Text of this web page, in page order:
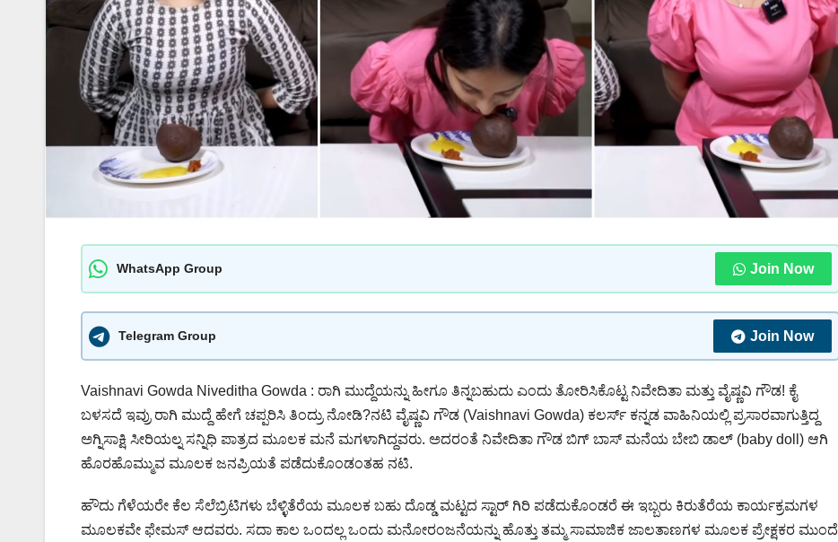
WhatsApp Group Join Now
Telegram Group Join Now
Vaishnavi Gowda Niveditha Gowda : ರಾಗಿ ಮುದ್ದೆಯನ್ನು ಹೀಗೂ ತಿನ್ನಬಹುದು ಎಂದು ತೋರಿಸಿಕೊಟ್ಟ ನಿವೇದಿತಾ ಮತ್ತು ವೈಷ್ಣವಿ ಗೌಡ! ಕೈ
ಬಳಸದೆ ಇವ್ರು ರಾಗಿ ಮುದ್ದೆ ಹೇಗೆ ಚಪ್ಪರಿಸಿ ತಿಂದ್ರು ನೋಡಿ?ನಟಿ ವೈಷ್ಣವಿ ಗೌಡ (Vaishnavi Gowda) ಕಲರ್ಸ್ ಕನ್ನಡ ವಾಹಿನಿಯಲ್ಲಿ ಪ್ರಸಾರವಾಗುತ್ತಿದ್ದ
ಅಗ್ನಿಸಾಕ್ಷಿ ಸೀರಿಯಲ್ನ ಸನ್ನಿಧಿ ಪಾತ್ರದ ಮೂಲಕ ಮನೆ ಮಗಳಾಗಿದ್ದವರು. ಅದರಂತೆ ನಿವೇದಿತಾ ಗೌಡ ಬಿಗ್ ಬಾಸ್ ಮನೆಯ ಬೇಬಿ ಡಾಲ್ (baby doll) ಆಗಿ
ಹೊರಹೊಮ್ಮುವ ಮೂಲಕ ಜನಪ್ರಿಯತೆ ಪಡೆದುಕೊಂಡಂತಹ ನಟಿ.
ಹೌದು ಗೆಳೆಯರೇ ಕೆಲ ಸೆಲೆಬ್ರಿಟಿಗಳು ಬೆಳ್ಳಿತೆರೆಯ ಮೂಲಕ ಬಹು ದೊಡ್ಡ ಮಟ್ಟದ ಸ್ಟಾರ್ ಗಿರಿ ಪಡೆದುಕೊಂಡರೆ ಈ ಇಬ್ಬರು ಕಿರುತೆರೆಯ ಕಾರ್ಯಕ್ರಮಗಳ
ಮೂಲಕವೇ ಫೇಮಸ್ ಆದವರು. ಸದಾ ಕಾಲ ಒಂದಲ್ಲ ಒಂದು ಮನೋರಂಜನೆಯನ್ನು ಹೊತ್ತು ತಮ್ಮ ಸಾಮಾಜಿಕ ಜಾಲತಾಣಗಳ ಮೂಲಕ ಪ್ರೇಕ್ಷಕರ ಮುಂದೆ